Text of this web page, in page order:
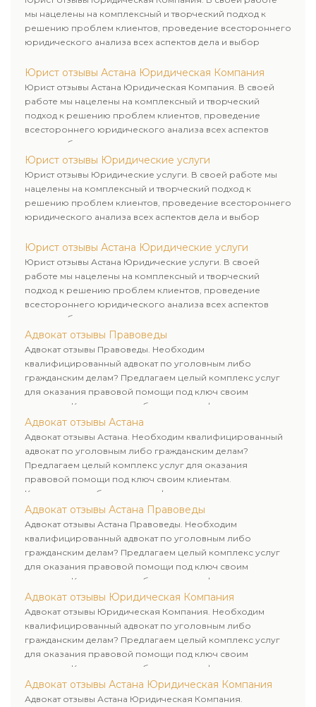
мы нацелены на комплексный и творческий подход к
решению проблем клиентов, проведение всестороннего
юридического анализа всех аспектов дела и выбор
Юрист отзывы Астана Юридическая Компания
Юрист отзывы Астана Юридическая Компания. В своей
работе мы нацелены на комплексный и творческий
подход к решению проблем клиентов, проведение
всестороннего юридического анализа всех аспектов
дела и выбор рационального пути для его успешного
завершения.
Юрист отзывы Юридические услуги
Юрист отзывы Юридические услуги. В своей работе мы
нацелены на комплексный и творческий подход к
решению проблем клиентов, проведение всестороннего
юридического анализа всех аспектов дела и выбор
Юрист отзывы Астана Юридические услуги
Юрист отзывы Астана Юридические услуги. В своей
работе мы нацелены на комплексный и творческий
подход к решению проблем клиентов, проведение
всестороннего юридического анализа всех аспектов
дела и выбор рационального пути для его успешного
завершения.
Адвокат отзывы Правоведы
Адвокат отзывы Правоведы. Необходим
квалифицированный адвокат по уголовным либо
гражданским делам? Предлагаем целый комплекс услуг
для оказания правовой помощи под ключ своим
клиентам. Комплексное обслуживание физических и
юридических лиц. Индивидуальный подход к каждому
клиенту.
Адвокат отзывы Астана
Адвокат отзывы Астана. Необходим квалифицированный
адвокат по уголовным либо гражданским делам?
Предлагаем целый комплекс услуг для оказания
правовой помощи под ключ своим клиентам.
Комплексное обслуживание физических и юридических
лиц. Индивидуальный подход к каждому клиенту.
Адвокат отзывы Астана Правоведы
Адвокат отзывы Астана Правоведы. Необходим
квалифицированный адвокат по уголовным либо
гражданским делам? Предлагаем целый комплекс услуг
для оказания правовой помощи под ключ своим
клиентам. Комплексное обслуживание физических и
юридических лиц. Индивидуальный подход к каждому
клиенту.
Адвокат отзывы Юридическая Компания
Адвокат отзывы Юридическая Компания. Необходим
квалифицированный адвокат по уголовным либо
гражданским делам? Предлагаем целый комплекс услуг
для оказания правовой помощи под ключ своим
клиентам. Комплексное обслуживание физических и
юридических лиц. Индивидуальный подход к каждому
клиенту.
Адвокат отзывы Астана Юридическая Компания
Адвокат отзывы Астана Юридическая Компания.